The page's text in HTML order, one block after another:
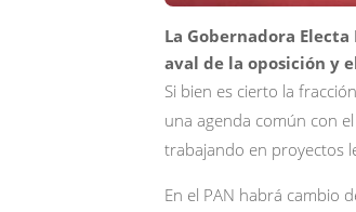
La Gobernadora
aval de la oposición y
Si bien es cierto la
una agenda común con
trabajando en proyectos
En el PAN habrá cambio